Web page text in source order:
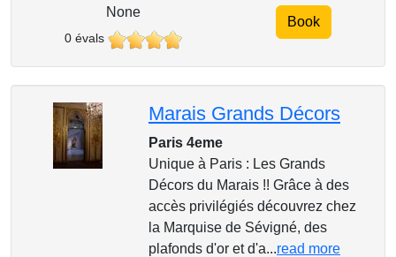
None
0 évals
Book
Marais Grands Décors
Paris 4eme
Unique à Paris : Les Grands
Décors du Marais !! Grâce à des
accès privilégiés découvrez chez
la Marquise de Sévigné, des
plafonds d'or et d'a...read more